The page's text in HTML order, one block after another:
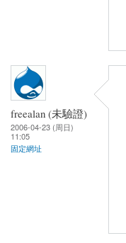
freealan (未驗證)
2006-04-23 (周日)
11:05
固定網址